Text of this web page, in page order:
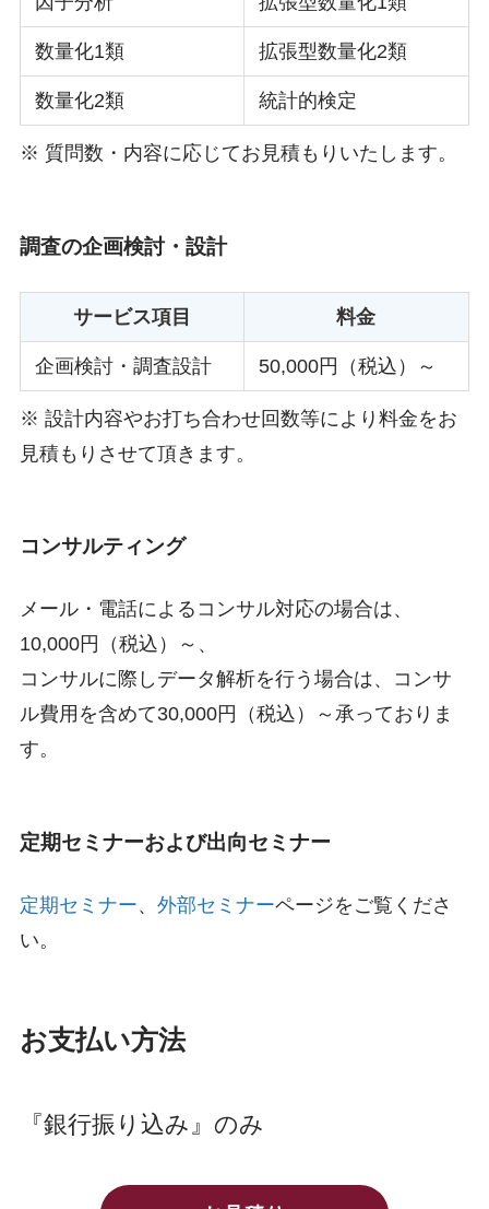
数量化1類 拡張型数量化2類
数量化2類 統計的検定
※ 質問数・内容に応じてお見積もりいたします。
調査の企画検討・設計
サービス項目 料金
企画検討・調査設計 50,000円（税込）～
※ 設計内容やお打ち合わせ回数等により料金をお
見積もりさせて頂きます。
コンサルティング
メール・電話によるコンサル対応の場合は、
10,000円（税込）～、
コンサルに際しデータ解析を行う場合は、コンサ
ル費用を含めて30,000円（税込）～承っておりま
す。
定期セミナーおよび出向セミナー
定期セミナー、 外部セミナーページをご覧くださ
い。
お支払い方法
『銀行振り込み』のみ